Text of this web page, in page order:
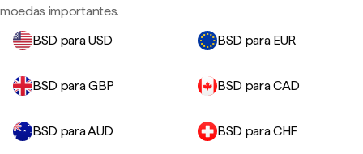
moedas importantes.
BSD para USD
BSD para EUR
BSD para GBP BSD para CAD
BSD para AUD BSD para CHF